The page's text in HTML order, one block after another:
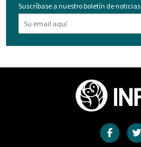
Suscríbase a nuestro boletín de noticias